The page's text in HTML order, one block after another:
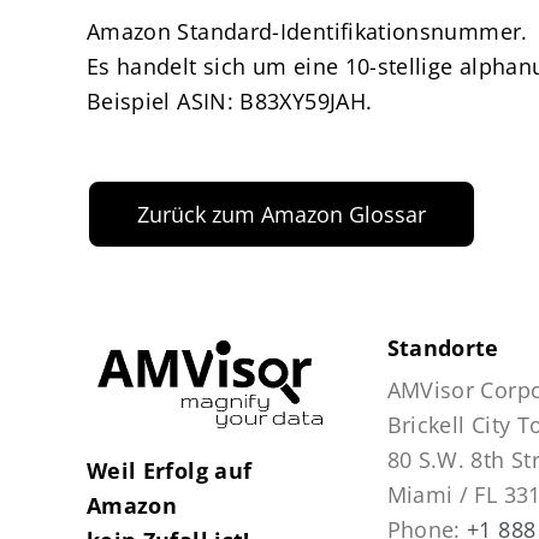
Amazon Standard-Identifikationsnummer.
Es handelt sich um eine 10-stellige
Beispiel ASIN: B83XY59JAH.
Zurück zum Amazon Glossar
Weil Erfolg auf
Amazon
Standorte
AMVisor
Brickell City
80 S.W. 8th
Miami / FL
Phone: +1